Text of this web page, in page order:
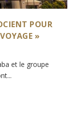
POUR
»
et le groupe